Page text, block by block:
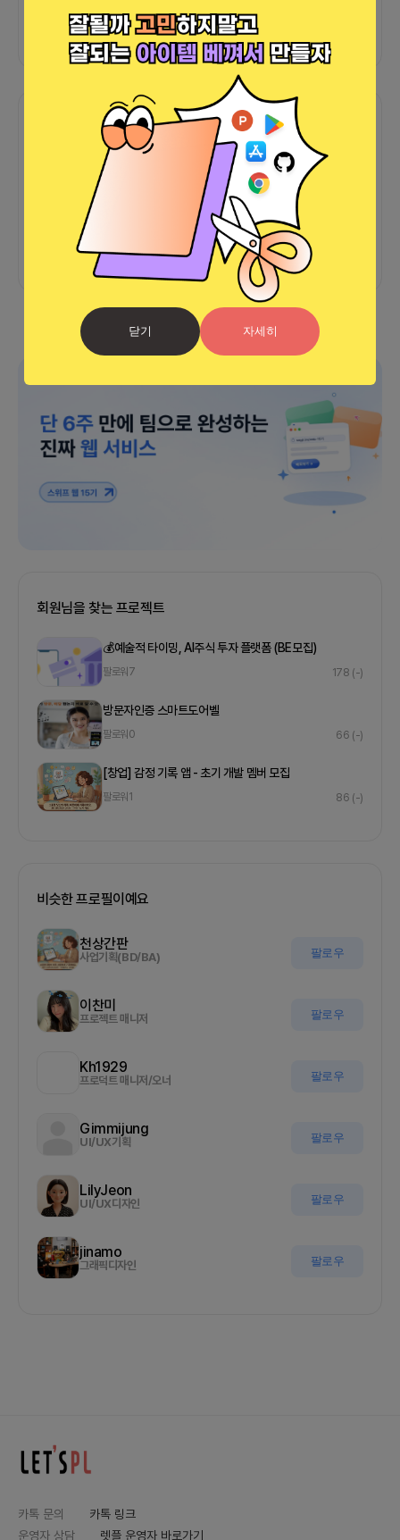
닫기 자세히
외부 연동 정보가 없습니다
함께한 사람들이 남긴 말
0 0
아직 후기가 도착하지 않았습니다
회원님을 찾는 프로젝트
💰예술적 타이밍, AI주식 투자 플랫폼 (BE모집)
팔로워 7 178 (-)
방문자인증 스마트도어벨
팔로워 0 66 (-)
[창업] 감정 기록 앱 - 초기 개발 멤버 모집
팔로워 1 86 (-)
비슷한 프로필이예요
천상간판
사업기획(BD/BA) 팔로우
이찬미
프로젝트 매니저 팔로우
Kh1929
프로덕트 매니저/오너
팔로우
Gimmijung
UI/UX기획 팔로우
LilyJeon
UI/UX디자인 팔로우
jinamo
그래픽디자인 팔로우
카톡 문의
카톡 링크
운영자 상담
렛플 운영자 바로가기